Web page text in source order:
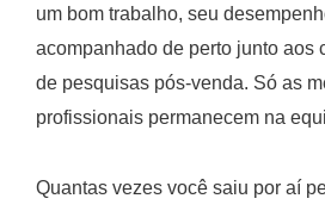
um bom trabalho, seu
acompanhado de perto junto aos
de pesquisas pós-venda. Só as
profissionais permanecem na
Quantas vezes você saiu por aí